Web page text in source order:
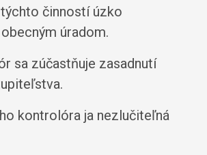
činností úzko
úradom.
sa zúčastňuje zasadnutí
kontrolóra ja nezlučiteľná